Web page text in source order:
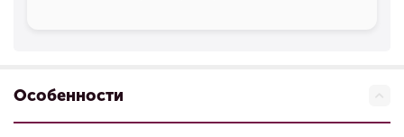
Особенности